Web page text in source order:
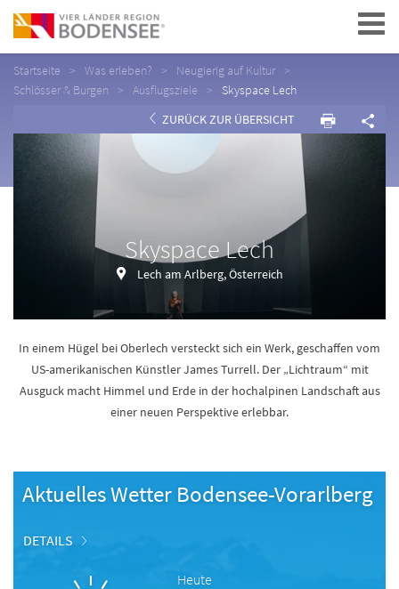
Navigation
Startseite Was erleben?
Neugierig auf Kultur
Schlösser & Burgen
Ausflugsziele
Skyspace Lech
ZURÜCK ZUR ÜBERSICHT
Skyspace Lech
Lech am Arlberg, Österreich
In einem Hügel bei Oberlech versteckt sich ein Werk, geschaffen vom
US-amerikanischen Künstler James Turrell. Der „Lichtraum“ mit
Ausguck macht Himmel und Erde in der hochalpinen Landschaft aus
einer neuen Perspektive erlebbar.
Aktuelles Wetter Bodensee-Vorarlberg
DETAILS
Heute